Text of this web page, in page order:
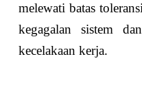
melewati batas
kegagalan sistem
kecelakaan kerja.